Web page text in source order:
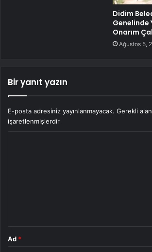
Didim
Genelinde
Onarım
Ağustos 5,
Bir yanıt yazın
E-posta adresiniz yayınlanmayacak. Gerekli
işaretlenmişlerdir
Ad *